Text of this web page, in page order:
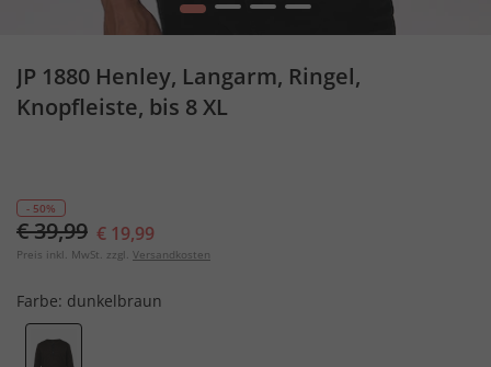
1 2 3 4
JP 1880 Henley, Langarm, Ringel,
Knopfleiste, bis 8 XL
- 50%
€ 39,99 € 19,99
Preis inkl. MwSt. zzgl. Versandkosten
Farbe: dunkelbraun